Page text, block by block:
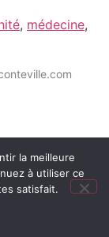
, médecine,
la meilleure
à utiliser ce
satisfait.